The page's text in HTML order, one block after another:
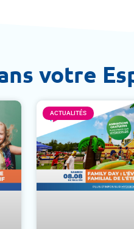
votre
ACTUALITÉS